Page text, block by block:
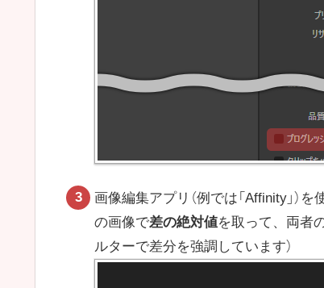
画像編集アプリ（例では「Affinity」）
の画像で差の絶対値を取って、両者
ルターで差分を強調しています）